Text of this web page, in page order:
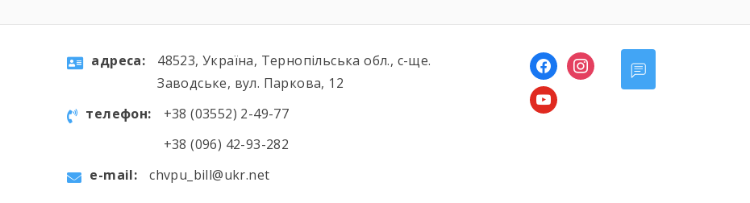
aдресa:
48523, Україна, Тернопільська обл., с-ще.
Заводське, вул. Паркова, 12
телефон:
+38 (03552) 2-49-77
+38 (096) 42-93-282
e-mail:
chvpu_bill@ukr.net
facebookinstagram
youtube